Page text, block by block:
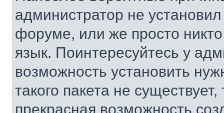
администратор не
форуме, или же просто
язык. Поинтересуйтесь у
возможность установить
такого пакета не
прекрасная возможность